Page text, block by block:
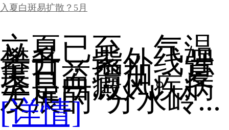
入夏白斑易扩散？5月
立夏已至，气温
攀升，紫外线强
度日益增加。夏
季是白癜风疾病
发展的“分水岭...
[详情]